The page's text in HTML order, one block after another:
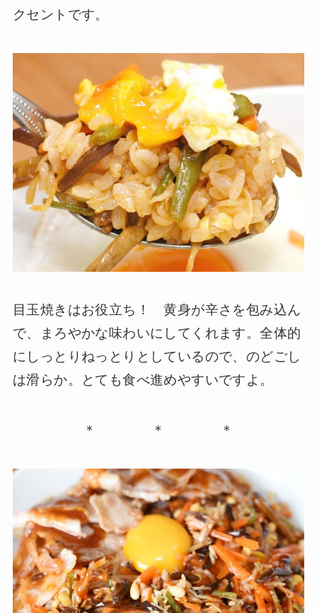
クセントです。
目玉焼きはお役立ち！ 黄身が辛さを包み込ん
で、まろやかな味わいにしてくれます。全体的
にしっとりねっとりとしているので、のどごし
は滑らか。とても食べ進めやすいですよ。
＊ ＊ ＊